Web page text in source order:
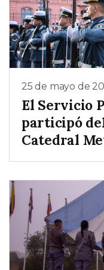
25 de mayo de
El Servicio
participó
Catedral